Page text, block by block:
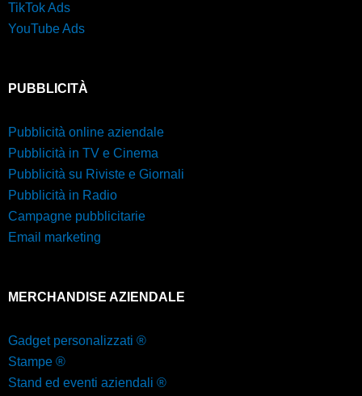
TikTok Ads
YouTube Ads
PUBBLICITÀ
Pubblicità online aziendale
Pubblicità in TV e Cinema
Pubblicità su Riviste e Giornali
Pubblicità in Radio
Campagne pubblicitarie
Email marketing
MERCHANDISE AZIENDALE
Gadget personalizzati ®
Stampe ®
Stand ed eventi aziendali ®